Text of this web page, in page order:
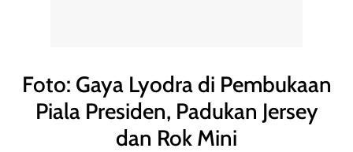
Foto: Gaya Lyodra di Pembukaan
Piala Presiden, Padukan Jersey
dan Rok Mini